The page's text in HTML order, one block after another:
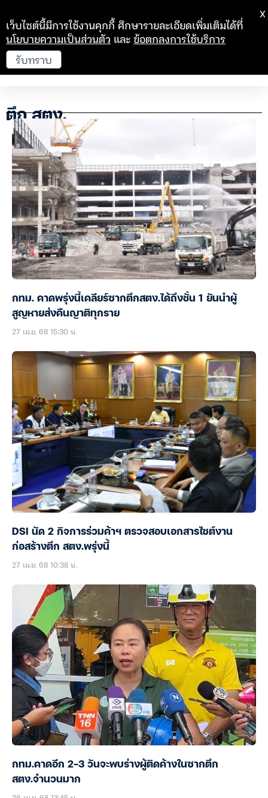
ตึก สตง.
กทม. คาดพรุ่งนี้เคลียร์ซากตึกสตง.ได้ถึงชั้น 1 ยันนำผู้
สูญหายส่งคืนญาติทุกราย
27 เม.ย. 68 15:30 น.
DSI นัด 2 กิจการร่วมค้าฯ ตรวจสอบเอกสารไซต์งาน
ก่อสร้างตึก สตง.พรุ่งนี้
27 เม.ย. 68 10:38 น.
กทม.คาดอีก 2-3 วันจะพบร่างผู้ติดค้างในซากตึก
สตง.จำนวนมาก
เว็บไซต์นี้มีการใช้งานคุกกี้ ศึกษารายละเอียดเพิ่มเติมได้ที่
นโยบายความเป็นส่วนตัว และข้อตกลงการใช้บริการ
รับทราบ
X